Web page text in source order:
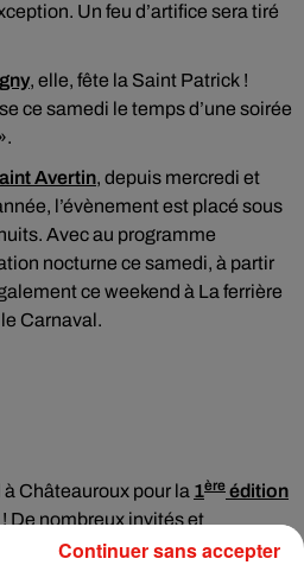
Un feu d’artifice sera tiré
, elle, fête la Saint Patrick !
ce samedi le temps d’une soirée
Avertin, depuis mercredi et
l’évènement est placé sous
Avec au programme
nocturne ce samedi, à partir
ce weekend à La ferrière
Carnaval.
Châteauroux pour la 1ère édition
! De nombreux invités et
comme un beau programme
Continuer sans accepter